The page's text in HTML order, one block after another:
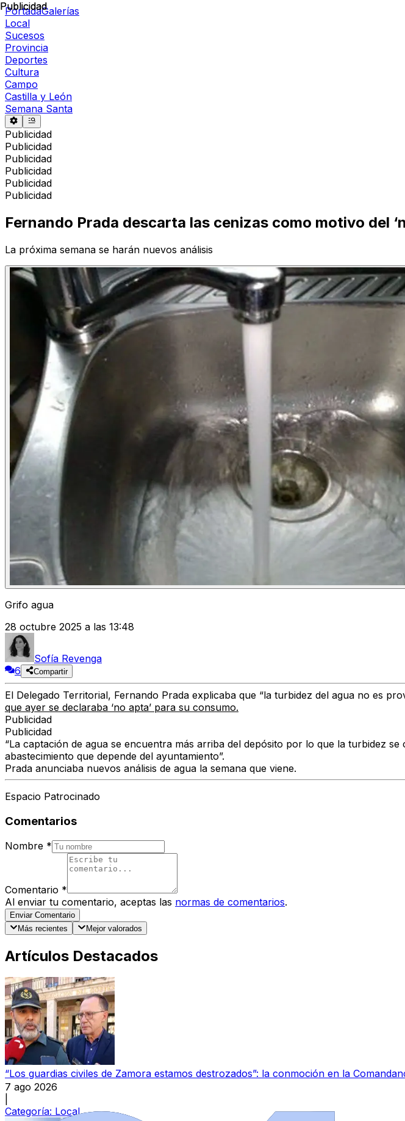
PortadaGalerías
Local
Sucesos
Provincia
Deportes
Cultura
Campo
Castilla y León
Semana Santa
Publicidad
Publicidad
Publicidad
Publicidad
Publicidad
Publicidad
Publicidad
Fernando Prada descarta las cenizas como motivo del
La próxima semana se harán nuevos análisis
Grifo agua
28 octubre 2025 a las 13:48
Sofía Revenga
6
Compartir
El Delegado Territorial, Fernando Prada explicaba que “la turbidez del agua no es
que ayer se declaraba ‘no apta’ para su consumo.
Publicidad
Publicidad
“La captación de agua se encuentra más arriba del depósito por lo que la turbidez se
abastecimiento que depende del ayuntamiento”.
Prada anunciaba nuevos análisis de agua la semana que viene.
Espacio Patrocinado
Comentarios
Nombre *
Comentario *
Al enviar tu comentario, aceptas las normas de comentarios.
Enviar Comentario
Más recientes
Mejor valorados
Artículos Destacados
“Los guardias civiles de Zamora estamos destrozados”: la conmoción en la
7 ago 2026
Categoría: Local
Publicidad